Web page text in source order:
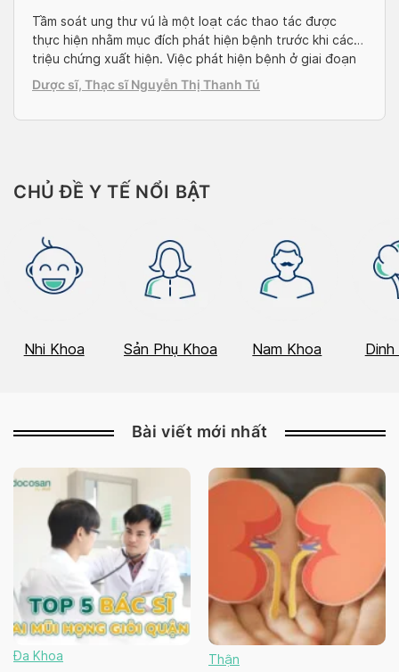
Tầm soát ung thư vú là một loạt các thao tác được
thực hiện nhằm mục đích phát hiện bệnh trước khi các
triệu chứng xuất hiện. Việc phát hiện bệnh ở giai đoạn
sớm có thể giúp quá trình điều trị đạt tỷ lệ thành công
cao nhất. Theo thống kê của Globocan, Việt Nam là […]
Dược sĩ, Thạc sĩ Nguyễn Thị Thanh Tú
CHỦ ĐỀ Y TẾ NỔI BẬT
Nhi Khoa Sản Phụ Khoa Nam Khoa Dinh
Bài viết mới nhất
Đa Khoa Thận